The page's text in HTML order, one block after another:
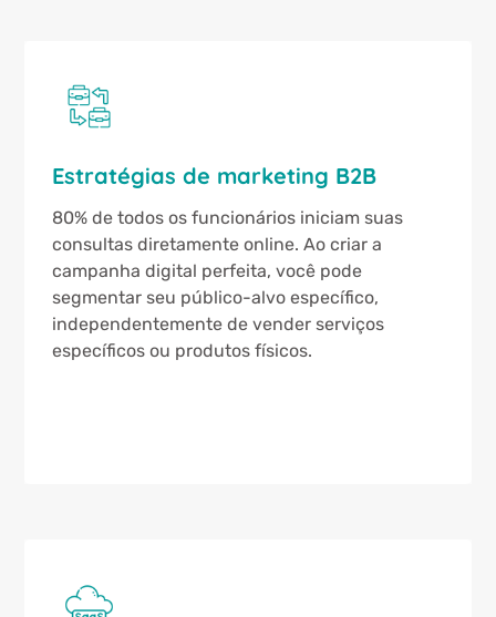
Estratégias de marketing B2B
80% de todos os funcionários iniciam suas
consultas diretamente online. Ao criar a
campanha digital perfeita, você pode
segmentar seu público-alvo específico,
independentemente de vender serviços
específicos ou produtos físicos.